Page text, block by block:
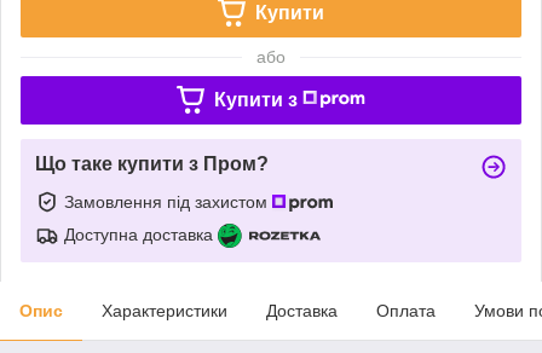
Купити
або
Купити з
Що таке купити з Пром?
Замовлення під захистом
Доступна доставка
Опис Характеристики Доставка Оплата Умови